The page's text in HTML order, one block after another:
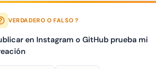
VERDADERO O FALSO ?
en Instagram o GitHub prueba mi